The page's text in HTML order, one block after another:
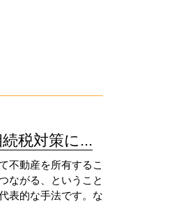
税対策に...
不動産を所有するこ
ながる、ということ
表的な手法です。な